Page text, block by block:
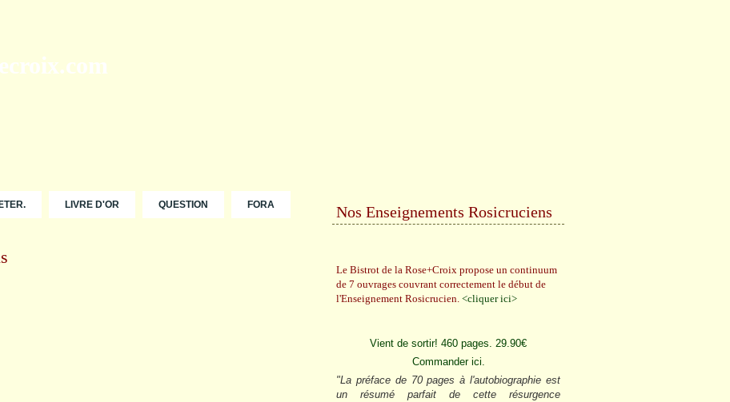
LIVRE D'OR QUESTION FORA Nos Enseignements Rosicruciens
Le Bistrot de la Rose+Croix propose un continuum
de 7 ouvrages couvrant correctement le début de
l'Enseignement Rosicrucien. <cliquer ici>
Vient de sortir! 460 pages. 29.90€
Commander ici.
"La préface de 70 pages à l'autobiographie est
un résumé parfait de cette résurgence